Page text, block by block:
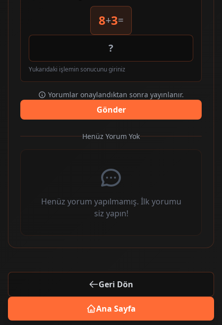
8+3=
Yukarıdaki işlemin sonucunu giriniz
Yorumlar onaylandıktan sonra yayınlanır.
Gönder
Henüz Yorum Yok
Henüz yorum yapılmamış. İlk yorumu
siz yapın!
Geri Dön
Ana Sayfa